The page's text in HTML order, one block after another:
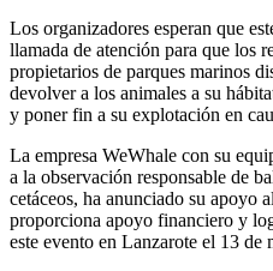
Los organizadores esperan que
llamada de atención para que los
propietarios de parques marinos
devolver a los animales a su
y poner fin a su explotación en
La empresa WeWhale con su
a la observación responsable de
cetáceos, ha anunciado su apoyo
proporciona apoyo financiero y
este evento en Lanzarote el 13 de